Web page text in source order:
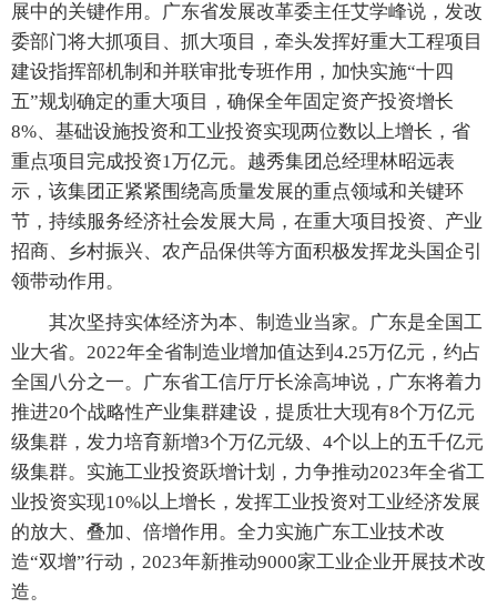
展中的关键作用。广东省发展改革委主任艾学峰说，发改
委部门将大抓项目、抓大项目，牵头发挥好重大工程项目
建设指挥部机制和并联审批专班作用，加快实施“十四
五”规划确定的重大项目，确保全年固定资产投资增长
8%、基础设施投资和工业投资实现两位数以上增长，省
重点项目完成投资1万亿元。越秀集团总经理林昭远表
示，该集团正紧紧围绕高质量发展的重点领域和关键环
节，持续服务经济社会发展大局，在重大项目投资、产业
招商、乡村振兴、农产品保供等方面积极发挥龙头国企引
领带动作用。
其次坚持实体经济为本、制造业当家。广东是全国工
业大省。2022年全省制造业增加值达到4.25万亿元，约占
全国八分之一。广东省工信厅厅长涂高坤说，广东将着力
推进20个战略性产业集群建设，提质壮大现有8个万亿元
级集群，发力培育新增3个万亿元级、4个以上的五千亿元
级集群。实施工业投资跃增计划，力争推动2023年全省工
业投资实现10%以上增长，发挥工业投资对工业经济发展
的放大、叠加、倍增作用。全力实施广东工业技术改
造“双增”行动，2023年新推动9000家工业企业开展技术改
造。